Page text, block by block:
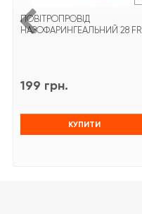
ПОВІТРОПРОВІД
НАЗОФАРИНГЕАЛЬНИЙ 28 FR
199 грн.
КУПИТИ